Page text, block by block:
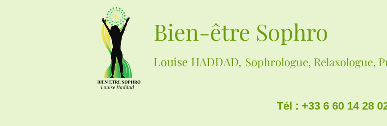
Bien-être Sophro
Louise HADDAD, Sophrologue, Relaxologue,
Tél : +33 6 60 14 28